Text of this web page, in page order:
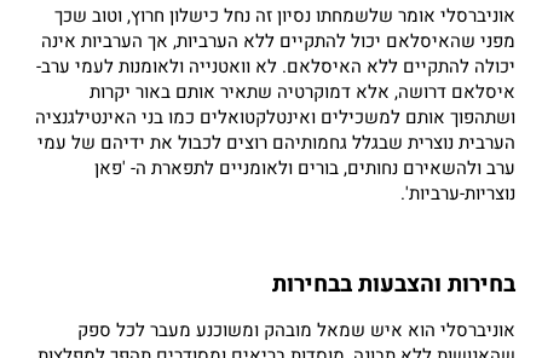
אוניברסלי אומר שלשמחתו נסיון זה נחל כישלון חרוץ, וטוב שכך
מפני שהאיסלאם יכול להתקיים ללא הערביות, אך הערביות אינה
יכולה להתקיים ללא האיסלאם. לא וואטנייה ולאומנות לעמי ערב-
איסלאם דרושה, אלא דמוקרטיה שתאיר אותם באור יקרות
ושתהפוך אותם למשכילים ואינטלקטואלים כמו בני האינטילגנציה
הערבית נוצרית שבגלל גחמותיהם רוצים לכבול את ידיהם של עמי
ערב ולהשאירם נחותים, בורים ולאומניים לתפארת ה- 'פאן
נוצריות-ערביות'.
בחירות והצבעות בבחירות
אוניברסלי הוא איש שמאל מובהק ומשוכנע מעבר לכל ספק